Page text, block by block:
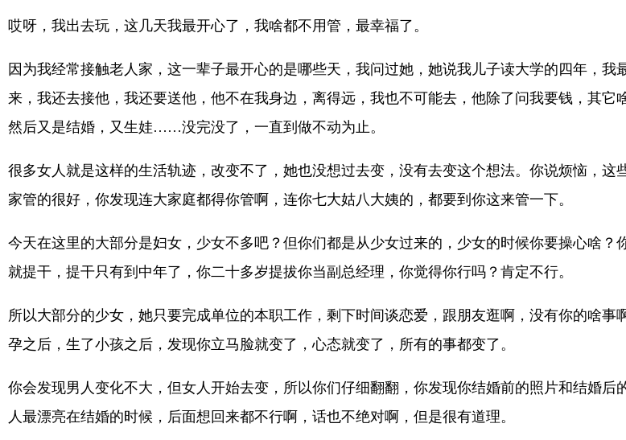
哎呀，我出去玩，这几天我最开心了，我啥都不用管，最幸福了。
因为我经常接触老人家，这一辈子最开心的是哪些天，我问过她，她说我儿子读大学的四年，
来，我还去接他，我还要送他，他不在我身边，离得远，我也不可能去，他除了问我要钱，其
然后又是结婚，又生娃……没完没了，一直到做不动为止。
很多女人就是这样的生活轨迹，改变不了，她也没想过去变，没有去变这个想法。你说烦恼，
家管的很好，你发现连大家庭都得你管啊，连你七大姑八大姨的，都要到你这来管一下。
今天在这里的大部分是妇女，少女不多吧？但你们都是从少女过来的，少女的时候你要操心啥
就提干，提干只有到中年了，你二十多岁提拔你当副总经理，你觉得你行吗？肯定不行。
所以大部分的少女，她只要完成单位的本职工作，剩下时间谈恋爱，跟朋友逛啊，没有你的啥
孕之后，生了小孩之后，发现你立马脸就变了，心态就变了，所有的事都变了。
你会发现男人变化不大，但女人开始去变，所以你们仔细翻翻，你发现你结婚前的照片和结婚
人最漂亮在结婚的时候，后面想回来都不行啊，话也不绝对啊，但是很有道理。